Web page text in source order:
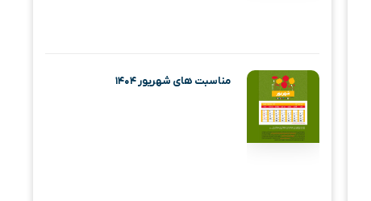
مناسبت های شهریور ۱۴۰۴